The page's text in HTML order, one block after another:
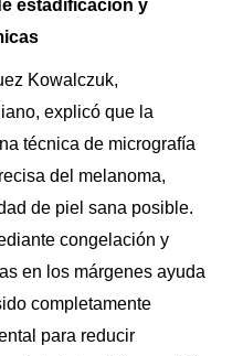
estadificación y
Kowalczuk,
explicó que la
técnica de micrografía
del melanoma,
de piel sana posible.
congelación y
en los márgenes ayuda
completamente
para reducir